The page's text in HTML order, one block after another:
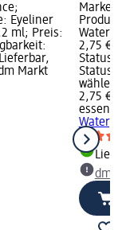
Eyeliner
ml; Preis:
Markt
Marke:
2,75 €;
Status
Status
wählen
2,75 €
essence
dm